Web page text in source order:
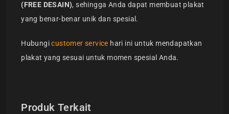
(FREE DESAIN), sehingga Anda dapat membuat plakat
yang benar-benar unik dan spesial.
Hubungicustomer service hari ini untuk mendapatkan
plakat yang sesuai untuk momen spesial Anda.
Produk Terkait